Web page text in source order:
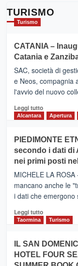
TURISMO
Turismo
CATANIA –
Catania e
SAC, società di
e Neos, compagnia
l'avvio del nuovo
Leggi tuttoLeggi
CATANIA
–
Inaugurato
il
nuovo
tra
e
Zanzibar
da
Neos
Alcantara Apertura
PIEDIMONTE
secondo i dati di
nei primi posti
MICHELE LA
mancano anche le
i dati che emergono
Leggi tuttoLeggi
PIEDIMONTE
ETNEO
Taormina Turismo
IL SAN
HOTEL FOUR